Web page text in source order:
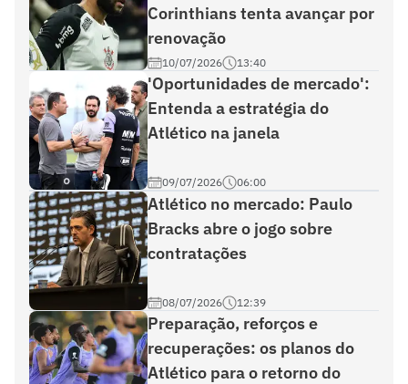
Corinthians tenta avançar por
renovação
10/07/2026 13:40
'Oportunidades de mercado':
Entenda a estratégia do
Atlético na janela
09/07/2026 06:00
Atlético no mercado: Paulo
Bracks abre o jogo sobre
contratações
08/07/2026 12:39
Preparação, reforços e
recuperações: os planos do
Atlético para o retorno do